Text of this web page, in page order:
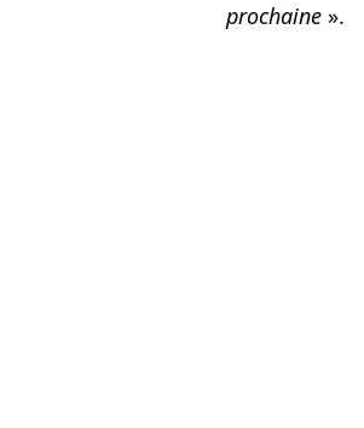
prochaine ».